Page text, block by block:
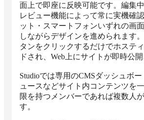
面上で即座に反映可能です。編集
レビュー機能によって常に実機確
ット・スマートフォンいずれの画
しながらデザインを進められます
タンをクリックするだけでホステ
ドされ、Web上にサイトが即時公開
Studioでは専用のCMSダッシュボ
ュースなどサイト内コンテンツを
限を持つメンバーであれば複数人
す。